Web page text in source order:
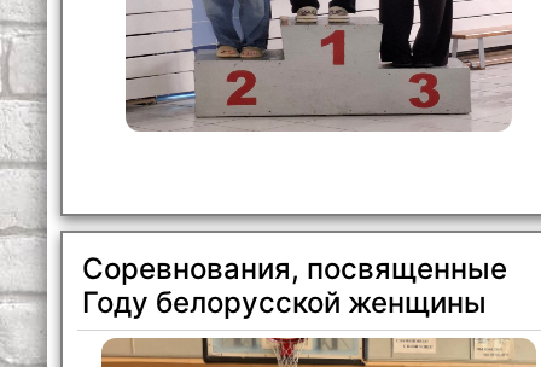
Соревнования, посвященные
Году белорусской женщины